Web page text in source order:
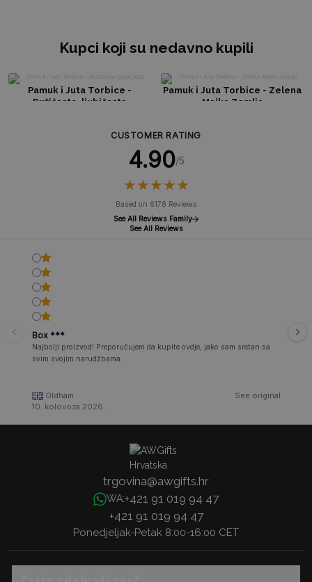
Kupci koji su nedavno kupili
Pamuk i Juta Torbice -
Ružičasto-ljubičasta
Pamuk i Juta Torbice - Zelena
Majka Zemlja
CUSTOMER RATING
4.90/5
★★★★★
★★★★★
Based on 6178 Reviews
See All Reviews Family
See All Reviews
Box ***
Najbolji proizvod! Preporučujem da kupite ovdje, jako sam sretan sa
svim svojim narudžbama.
Oldham
See original
10. kolovoza 2026.
trgovina@awgifts.hr
WA:+421 91 019 94 47
+421 91 019 94 47
Ponedjeljak-Petak 8:00-16:00 CET